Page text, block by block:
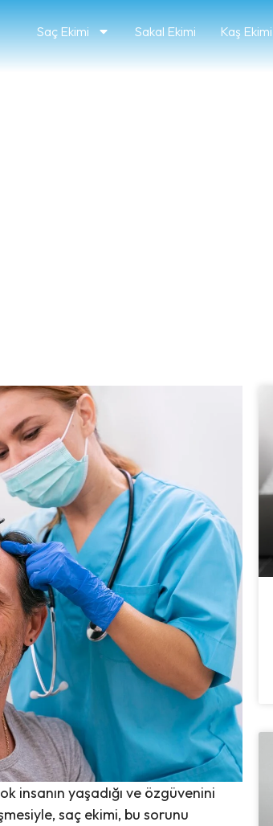
Saç Ekimi Sakal Ekimi Kaş Ekimi
insanın yaşadığı ve özgüvenini
saç ekimi, bu sorunu